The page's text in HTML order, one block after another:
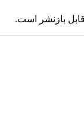
بازنشر است.